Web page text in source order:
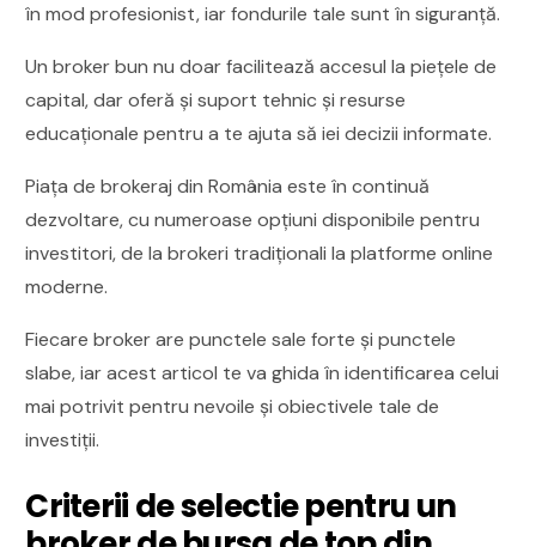
în mod profesionist, iar fondurile tale sunt în siguranță.
Un broker bun nu doar facilitează accesul la piețele de
capital, dar oferă și suport tehnic și resurse
educaționale pentru a te ajuta să iei decizii informate.
Piața de brokeraj din România este în continuă
dezvoltare, cu numeroase opțiuni disponibile pentru
investitori, de la brokeri tradiționali la platforme online
moderne.
Fiecare broker are punctele sale forte și punctele
slabe, iar acest articol te va ghida în identificarea celui
mai potrivit pentru nevoile și obiectivele tale de
investiții.
Criterii de selectie pentru un